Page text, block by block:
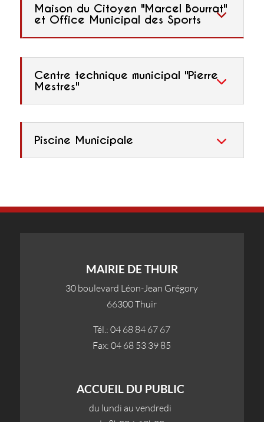
Maison du Citoyen "Marcel Bourrat"
et Office Municipal des Sports
Centre technique municipal "Pierre
Mestres"
Piscine Municipale
MAIRIE DE THUIR
30 boulevard Léon-Jean Grégory
66300 Thuir
Tél.: 04 68 84 67 67
Fax: 04 68 53 39 85
ACCUEIL DU PUBLIC
du lundi au vendredi